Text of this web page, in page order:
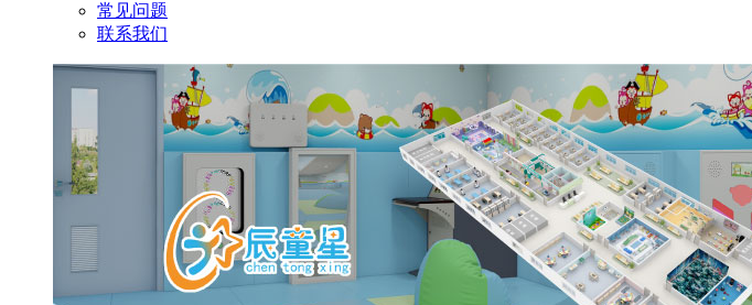
常见问题
联系我们